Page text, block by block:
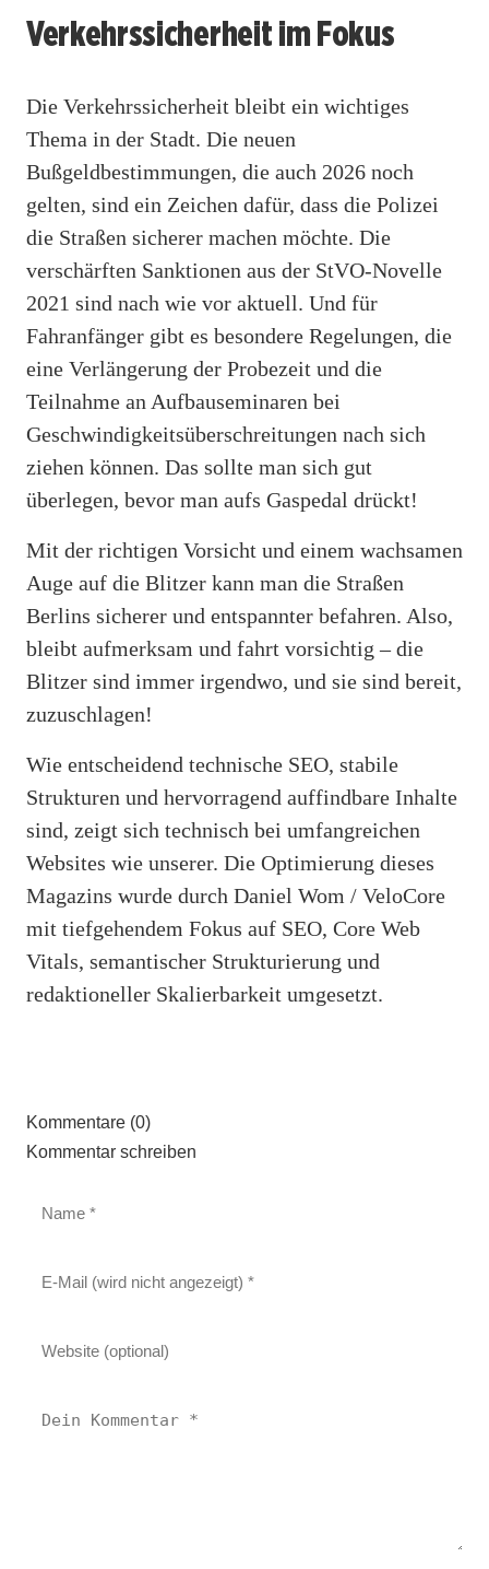
Verkehrssicherheit im Fokus
Die Verkehrssicherheit bleibt ein wichtiges
Thema in der Stadt. Die neuen
Bußgeldbestimmungen, die auch 2026 noch
gelten, sind ein Zeichen dafür, dass die Polizei
die Straßen sicherer machen möchte. Die
verschärften Sanktionen aus der StVO-Novelle
2021 sind nach wie vor aktuell. Und für
Fahranfänger gibt es besondere Regelungen, die
eine Verlängerung der Probezeit und die
Teilnahme an Aufbauseminaren bei
Geschwindigkeitsüberschreitungen nach sich
ziehen können. Das sollte man sich gut
überlegen, bevor man aufs Gaspedal drückt!
Mit der richtigen Vorsicht und einem wachsamen
Auge auf die Blitzer kann man die Straßen
Berlins sicherer und entspannter befahren. Also,
bleibt aufmerksam und fahrt vorsichtig – die
Blitzer sind immer irgendwo, und sie sind bereit,
zuzuschlagen!
Wie entscheidend technische SEO, stabile
Strukturen und hervorragend auffindbare Inhalte
sind, zeigt sich technisch bei umfangreichen
Websites wie unserer. Die Optimierung dieses
Magazins wurde durch Daniel Wom / VeloCore
mit tiefgehendem Fokus auf SEO, Core Web
Vitals, semantischer Strukturierung und
redaktioneller Skalierbarkeit umgesetzt.
Kommentare (0)
Kommentar schreiben